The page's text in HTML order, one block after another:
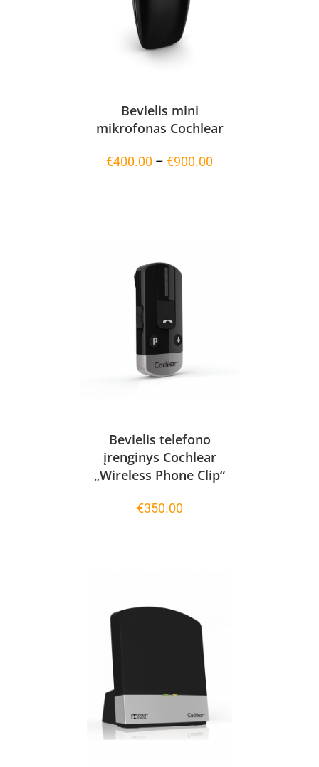
Bevielis mini
mikrofonas Cochlear
€400.00 – €900.00Price
Bevielis telefono
įrenginys Cochlear
„Wireless Phone Clip“
€350.00